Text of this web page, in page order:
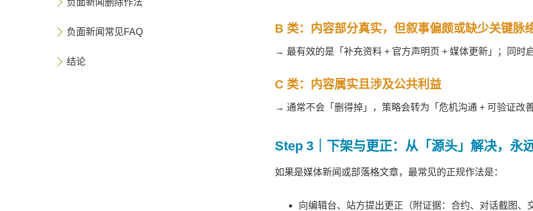
B 类：内容部分真实，但叙事偏颇或缺少关键脉
→ 最有效的是「补充资料 + 官方声明页 + 媒体更新」；同时
C 类：内容属实且涉及公共利益
→ 通常不会「删得掉」，策略会转为「危机沟通 + 可验证改
Step 3｜下架与更正：从「源头」解决，永
如果是媒体新闻或部落格文章，最常见的正规作法是：
向编辑台、 站方提出更正（附证据：合约、对话截图、
负面新闻删除作法
负面新闻常见FAQ
结论